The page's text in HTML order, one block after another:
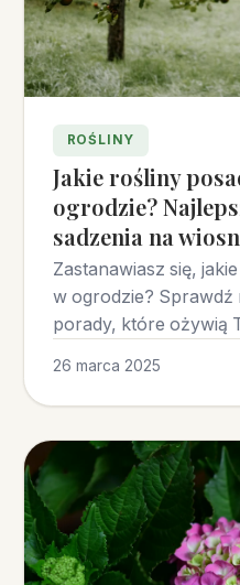
ROŚLINY
Jakie rośliny
ogrodzie?
sadzenia na
Zastanawiasz się,
w ogrodzie? Sprawdź
porady, które ożywią
26 marca 2025